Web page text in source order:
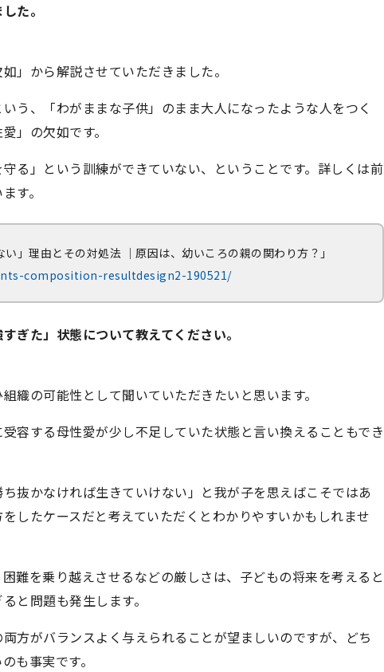
た。
」から解説させていただきました。
う、「わがままな子供」のまま大人になったような人をつく
」の欠如です。
る」という訓練ができていない、ということです。詳しくは前
す。
」理由とその対処法 ｜原因は、幼いころの親の関わり方？」
composition-resultdesign2-190521/
ぎた」状態について教えてください。
織の可能性として聞いていただきたいと思います。
容する母性愛が少し不足していた状態と言い換えることもでき
抜かなければ生きていけない」と我が子を思えばこそではあ
したケースだと考えていただくとわかりやすいかもしれませ
難を乗り越えさせるなどの厳しさは、子どもの将来を考えると
と問題も発生します。
方がバランスよく与えられることが望ましいのですが、どち
も事実です。